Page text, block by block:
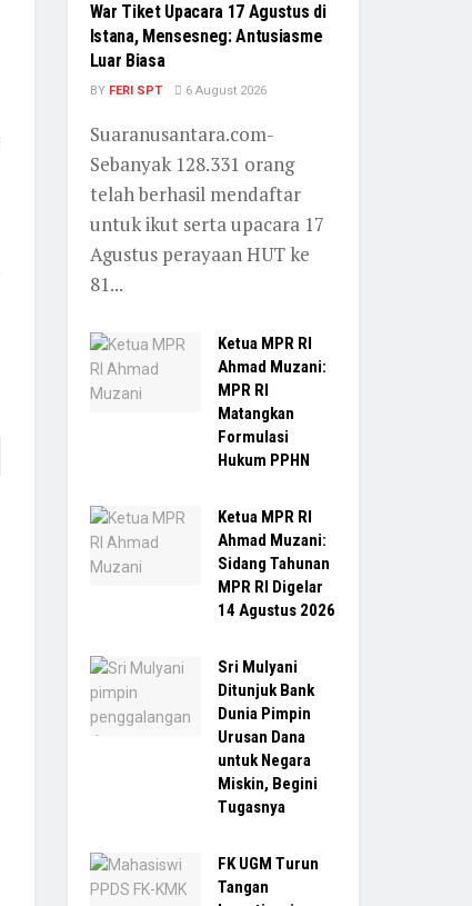
War Tiket Upacara 17 Agustus di
Istana, Mensesneg: Antusiasme
Luar Biasa
BY FERI SPT 6 August 2026
Suaranusantara.com-
Sebanyak 128.331 orang
telah berhasil mendaftar
untuk ikut serta upacara 17
Agustus perayaan HUT ke
81...
Ketua MPR RI
Ahmad Muzani:
MPR RI
Matangkan
Formulasi
Hukum PPHN
Ketua MPR RI
Ahmad Muzani:
Sidang Tahunan
MPR RI Digelar
14 Agustus 2026
Sri Mulyani
Ditunjuk Bank
Dunia Pimpin
Urusan Dana
untuk Negara
Miskin, Begini
Tugasnya
FK UGM Turun
Tangan